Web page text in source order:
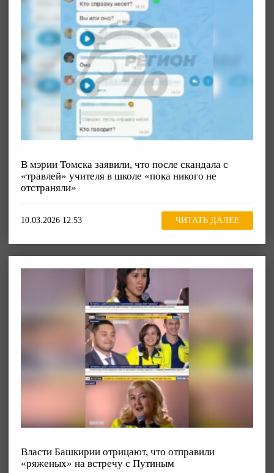
В мэрии Томска заявили, что после скандала с
«травлей» учителя в школе «пока никого не
отстраняли»
10.03.2026 12:53 ЧИТАТЬ ДАЛЕЕ
Власти Башкирии отрицают, что отправили
«ряженых» на встречу с Путиным